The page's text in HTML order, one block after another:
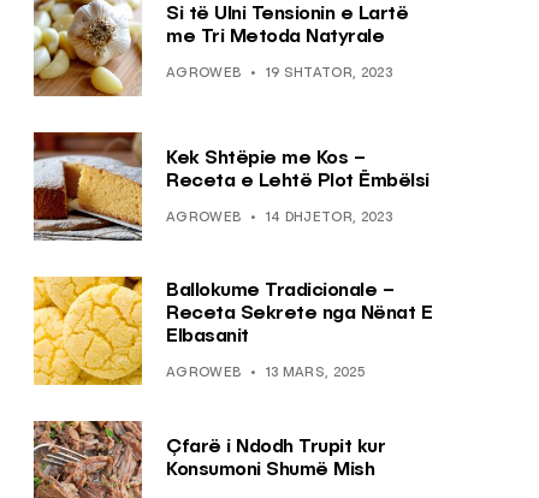
Si të Ulni Tensionin e Lartë
me Tri Metoda Natyrale
AGROWEB 19 SHTATOR, 2023
Kek Shtëpie me Kos –
Receta e Lehtë Plot Ëmbëlsi
AGROWEB 14 DHJETOR, 2023
Ballokume Tradicionale –
Receta Sekrete nga Nënat E
Elbasanit
AGROWEB 13 MARS, 2025
Çfarë i Ndodh Trupit kur
Konsumoni Shumë Mish